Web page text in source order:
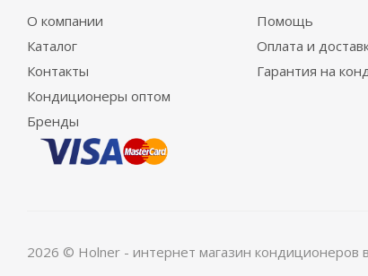
О компании
Каталог
Контакты
Кондиционеры оптом
Бренды
Помощь
Оплата и
Гарантия на
2026 © Holner - интернет магазин кондиционеров